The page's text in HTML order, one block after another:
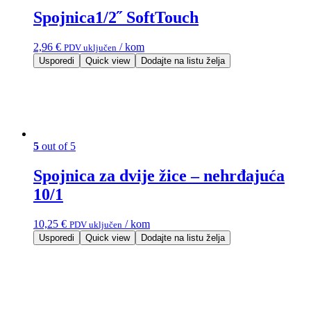
Spojnica1/2˝ SoftTouch
2,96 € PDV uključen / kom
Usporedi Quick view Dodajte na listu želja
5 out of 5
Spojnica za dvije žice – nehrđajuća
10/1
10,25 € PDV uključen / kom
Usporedi Quick view Dodajte na listu želja